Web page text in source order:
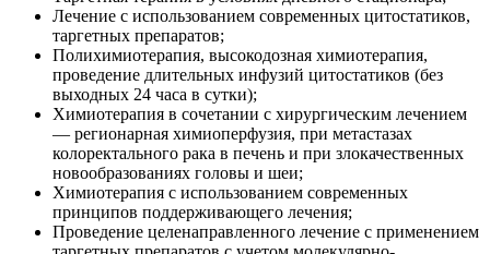
Лечение с использованием современных цитостатиков,
таргетных препаратов;
Полихимиотерапия, высокодозная химиотерапия,
проведение длительных инфузий цитостатиков (без
выходных 24 часа в сутки);
Химиотерапия в сочетании с хирургическим лечением
— регионарная химиоперфузия, при метастазах
колоректального рака в печень и при злокачественных
новообразованиях головы и шеи;
Химиотерапия с использованием современных
принципов поддерживающего лечения;
Проведение целенаправленного лечение с применением